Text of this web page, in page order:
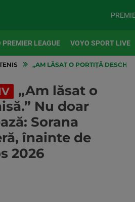
PREMIER LEAGUE VOYO SPORT LIVE
„AM LĂSAT O PORTIȚĂ
„Am lăsat o
Nu doar
Sorana
înainte de
2026